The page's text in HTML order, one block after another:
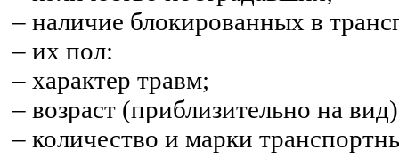
– наличие блокированных в
– их пол:
– характер травм;
– возраст (приблизительно на
– количество и марки